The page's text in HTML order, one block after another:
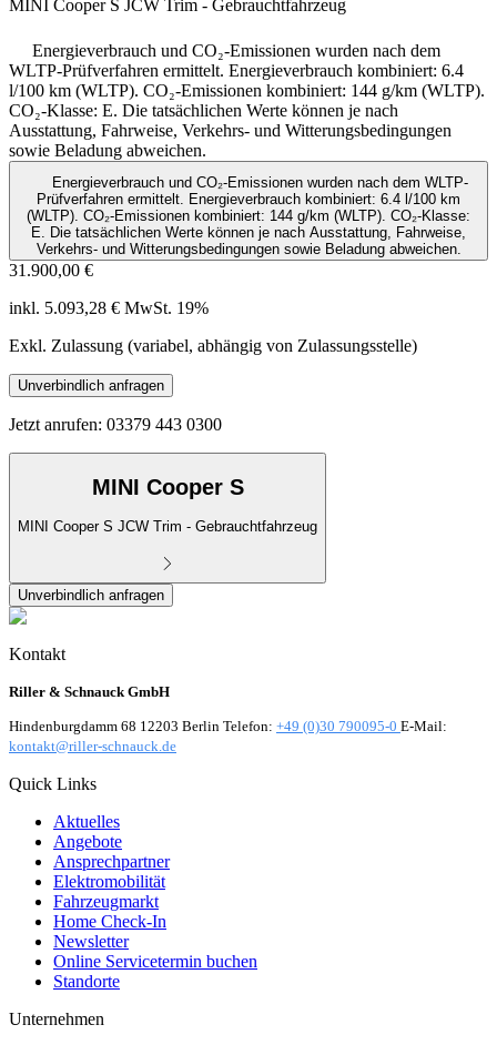
MINI Cooper S JCW Trim - Gebrauchtfahrzeug
Energieverbrauch und CO₂-Emissionen wurden nach dem
WLTP-Prüfverfahren ermittelt. Energieverbrauch kombiniert: 6.4
l/100 km (WLTP). CO₂-Emissionen kombiniert: 144 g/km (WLTP).
CO₂-Klasse: E. Die tatsächlichen Werte können je nach
Ausstattung, Fahrweise, Verkehrs- und Witterungsbedingungen
sowie Beladung abweichen.
Energieverbrauch und CO₂-Emissionen wurden nach dem WLTP-
Prüfverfahren ermittelt. Energieverbrauch kombiniert: 6.4 l/100 km
(WLTP). CO₂-Emissionen kombiniert: 144 g/km (WLTP). CO₂-Klasse:
E. Die tatsächlichen Werte können je nach Ausstattung, Fahrweise,
Verkehrs- und Witterungsbedingungen sowie Beladung abweichen.
31.900,00 €
inkl. 5.093,28 € MwSt. 19%
Exkl. Zulassung (variabel, abhängig von Zulassungsstelle)
Unverbindlich anfragen
Jetzt anrufen: 03379 443 0300
MINI Cooper S
MINI Cooper S JCW Trim - Gebrauchtfahrzeug
Unverbindlich anfragen
Kontakt
Riller & Schnauck GmbH
Hindenburgdamm 68 12203 Berlin Telefon: +49 (0)30 790095-0 E-Mail:
kontakt@riller-schnauck.de
Quick Links
Aktuelles
Angebote
Ansprechpartner
Elektromobilität
Fahrzeugmarkt
Home Check-In
Newsletter
Online Servicetermin buchen
Standorte
Unternehmen